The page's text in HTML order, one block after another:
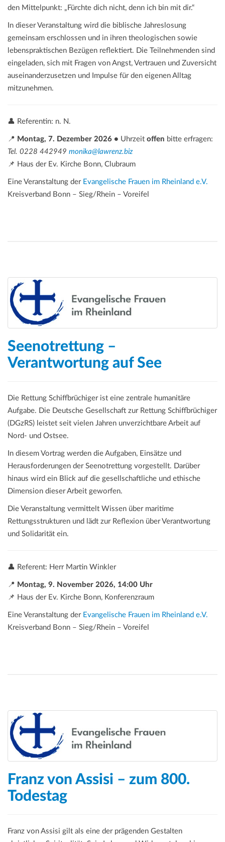
den Mittelpunkt: „Fürchte dich nicht, denn ich bin mit dir.“
In dieser Veranstaltung wird die biblische Jahreslosung
gemeinsam erschlossen und in ihren theologischen sowie
lebenspraktischen Bezügen reflektiert. Die Teilnehmenden sind
eingeladen, sich mit Fragen von Angst, Vertrauen und Zuversicht
auseinanderzusetzen und Impulse für den eigenen Alltag
mitzunehmen.
👤 Referentin: n. N.
📍 Montag, 7. Dezember 2026 • Uhrzeit offen bitte erfragen:
Tel. 0228 442949 monika@lawrenz.biz
📌 Haus der Ev. Kirche Bonn, Clubraum
Eine Veranstaltung der Evangelische Frauen im Rheinland e.V.
Kreisverband Bonn – Sieg/Rhein – Voreifel
Seenotrettung –
Verantwortung auf See
Die Rettung Schiffbrüchiger ist eine zentrale humanitäre
Aufgabe. Die Deutsche Gesellschaft zur Rettung Schiffbrüchiger
(DGzRS) leistet seit vielen Jahren unverzichtbare Arbeit auf
Nord- und Ostsee.
In diesem Vortrag werden die Aufgaben, Einsätze und
Herausforderungen der Seenotrettung vorgestellt. Darüber
hinaus wird ein Blick auf die gesellschaftliche und ethische
Dimension dieser Arbeit geworfen.
Die Veranstaltung vermittelt Wissen über maritime
Rettungsstrukturen und lädt zur Reflexion über Verantwortung
und Solidarität ein.
👤 Referent: Herr Martin Winkler
📍 Montag, 9. November 2026, 14:00 Uhr
📌 Haus der Ev. Kirche Bonn, Konferenzraum
Eine Veranstaltung der Evangelische Frauen im Rheinland e.V.
Kreisverband Bonn – Sieg/Rhein – Voreifel
Franz von Assisi – zum 800.
Todestag
Franz von Assisi gilt als eine der prägenden Gestalten